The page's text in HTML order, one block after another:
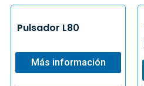
Pulsador L80
Más información